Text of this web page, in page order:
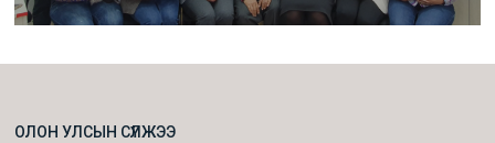
ОЛОН УЛСЫН СҮЛЖЭЭ